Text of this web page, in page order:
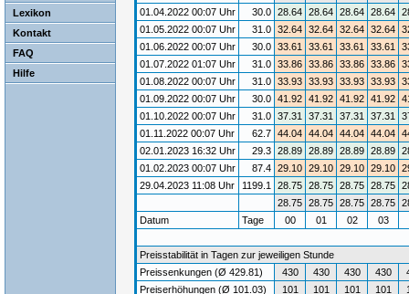
Lexikon
Kontakt
FAQ
Hilfe
01.04.2022 00:07 Uhr
30.0 28.64 28.64 28.64 28.64
01.05.2022 00:07 Uhr
31.0 32.64 32.64 32.64 32.64
01.06.2022 00:07 Uhr
30.0 33.61 33.61 33.61 33.61
01.07.2022 01:07 Uhr
31.0 33.86 33.86 33.86 33.86
01.08.2022 00:07 Uhr
31.0 33.93 33.93 33.93 33.93
01.09.2022 00:07 Uhr
30.0 41.92 41.92 41.92 41.92
01.10.2022 00:07 Uhr
31.0 37.31 37.31 37.31 37.31
01.11.2022 00:07 Uhr
62.7 44.04 44.04 44.04 44.04
02.01.2023 16:32 Uhr
29.3 28.89 28.89 28.89 28.89
01.02.2023 00:07 Uhr
87.4 29.10 29.10 29.10 29.10
29.04.2023 11:08 Uhr
1199.1 28.75 28.75 28.75 28.75
28.75 28.75 28.75 28.75
Datum
Tage 00 01 02 03
Preisstabilität in Tagen zur jeweiligen Stunde
Preissenkungen (Ø 429.81)
430 430 430 430
Preiserhöhungen (Ø 101.03)
101 101 101 101